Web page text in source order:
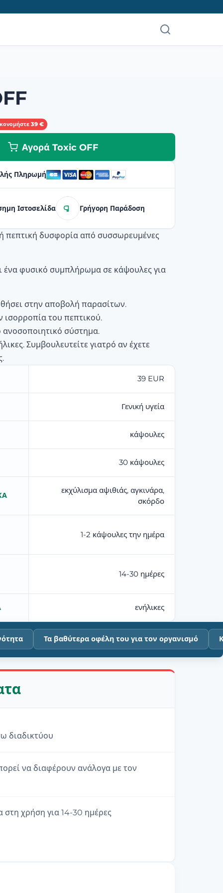
39 €
Αγορά Toxic OFF
Πληρωμή
Ιστοσελίδα Γρήγορη Παράδοση
πεπτική δυσφορία από συσσωρευμένες
ένα φυσικό συμπλήρωμα σε κάψουλες για
στην αποβολή παρασίτων.
ισορροπία του πεπτικού.
ανοσοποιητικό σύστημα.
Συμβουλευτείτε γιατρό αν έχετε
39 EUR
Γενική υγεία
κάψουλες
30 κάψουλες
εκχύλισμα αψιθιάς, αγκινάρα,
σκόρδο
1-2 κάψουλες την ημέρα
14-30 ημέρες
ενήλικες
Τα βαθύτερα οφέλη του για τον οργανισμό
διαδικτύου
να διαφέρουν ανάλογα με τον
στη χρήση για 14-30 ημέρες